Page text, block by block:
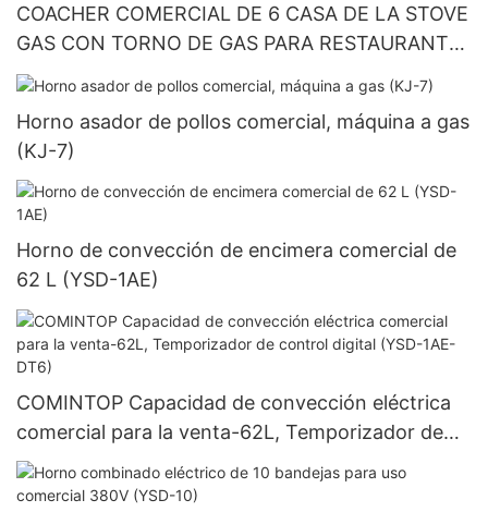
COACHER COMERCIAL DE 6 CASA DE LA STOVE
GAS CON TORNO DE GAS PARA RESTAURANTE
(RGR36)
Horno asador de pollos comercial, máquina a gas
(KJ-7)
Horno de convección de encimera comercial de
62 L (YSD-1AE)
COMINTOP Capacidad de convección eléctrica
comercial para la venta-62L, Temporizador de
control digital (YSD-1AE-DT6)